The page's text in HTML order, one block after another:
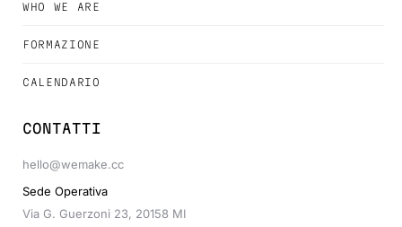
WHO WE ARE
FORMAZIONE
CALENDARIO
CONTATTI
hello@wemake.cc
Sede Operativa
Via G. Guerzoni 23, 20158 MI